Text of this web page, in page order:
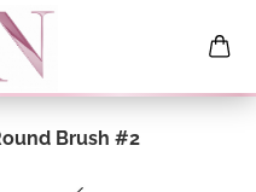
Brush #2